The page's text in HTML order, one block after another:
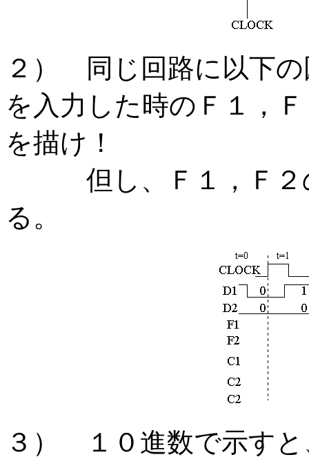
２） 同じ回路に以下の
を入力した時のＦ１，
を描け！
但し、Ｆ１，Ｆ２の
る。
３） １０進数で示すと